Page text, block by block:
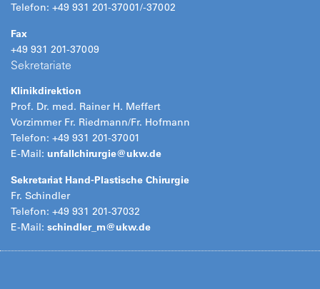
Telefon: +49 931 201-37001/-37002
Fax
+49 931 201-37009
Sekretariate
Klinikdirektion
Prof. Dr. med. Rainer H. Meffert
Vorzimmer Fr. Riedmann/Fr. Hofmann
Telefon: +49 931 201-37001
E-Mail: unfallchirurgie@ukw.de
Sekretariat Hand-Plastische Chirurgie
Fr. Schindler
Telefon: +49 931 201-37032
E-Mail: schindler_m@ukw.de